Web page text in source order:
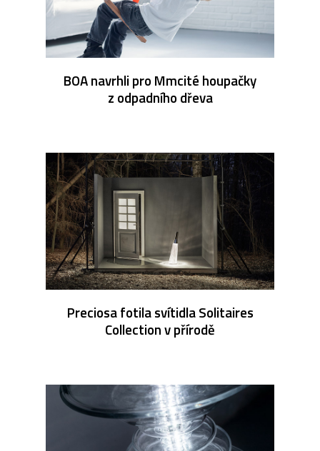
BOA navrhli pro Mmcité houpačky
z odpadního dřeva
Preciosa fotila svítidla Solitaires
Collection v přírodě